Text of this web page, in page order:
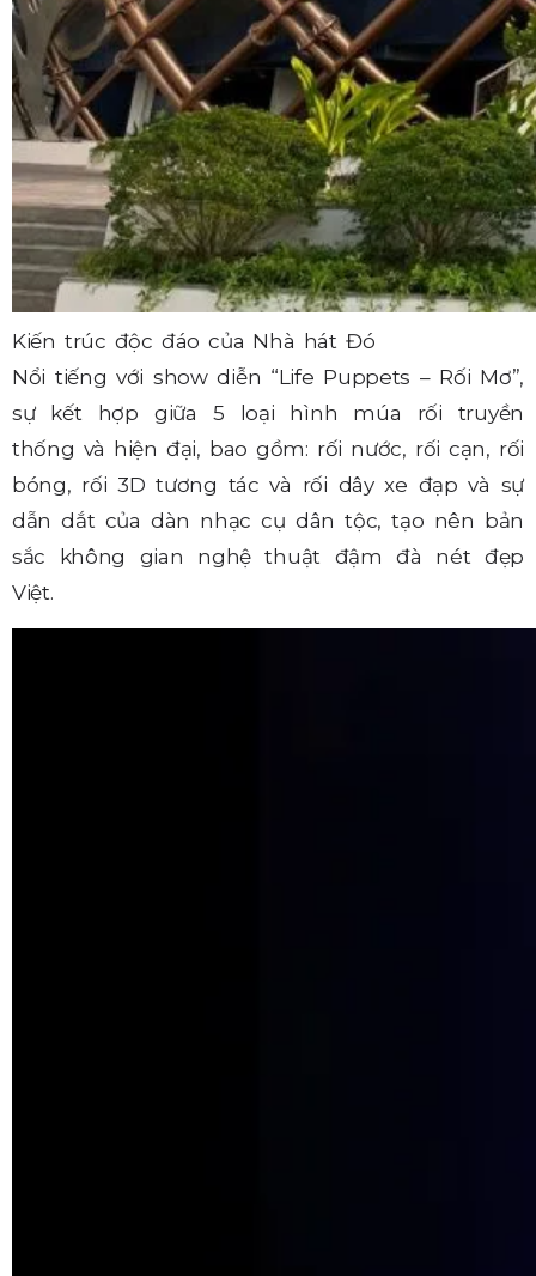
Kiến trúc độc đáo của Nhà hát Đó
Nổi tiếng với show diễn “Life Puppets – Rối Mơ”,
sự kết hợp giữa 5 loại hình múa rối truyền
thống và hiện đại, bao gồm: rối nước, rối cạn, rối
bóng, rối 3D tương tác và rối dây xe đạp và sự
dẫn dắt của dàn nhạc cụ dân tộc, tạo nên bản
sắc không gian nghệ thuật đậm đà nét đẹp
Việt.